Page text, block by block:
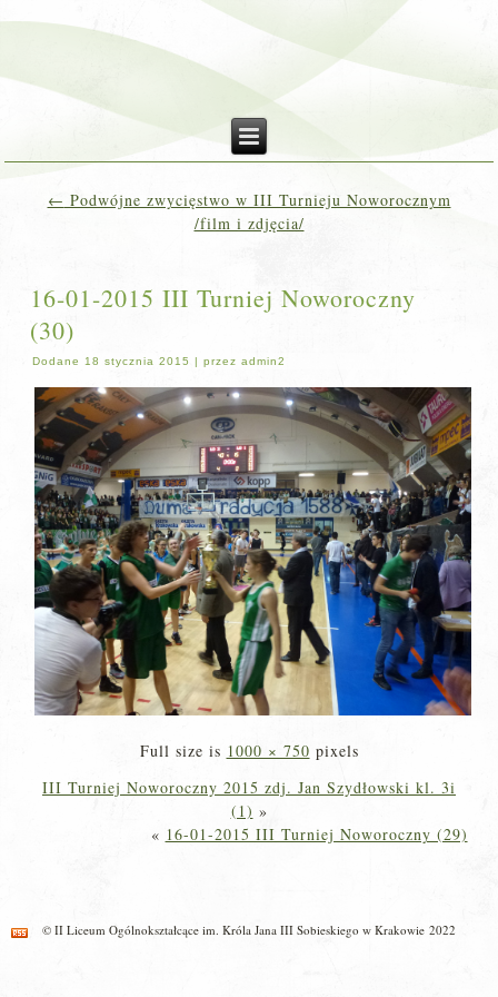
← Podwójne zwycięstwo w III Turnieju Noworocznym
/film i zdjęcia/
16-01-2015 III Turniej Noworoczny
(30)
Dodane 18 stycznia 2015 |przez admin2
Full size is 1000 × 750 pixels
III Turniej Noworoczny 2015 zdj. Jan Szydłowski kl. 3i
(1) »
« 16-01-2015 III Turniej Noworoczny (29)
© II Liceum Ogólnokształcące im. Króla Jana III Sobieskiego w Krakowie 2022